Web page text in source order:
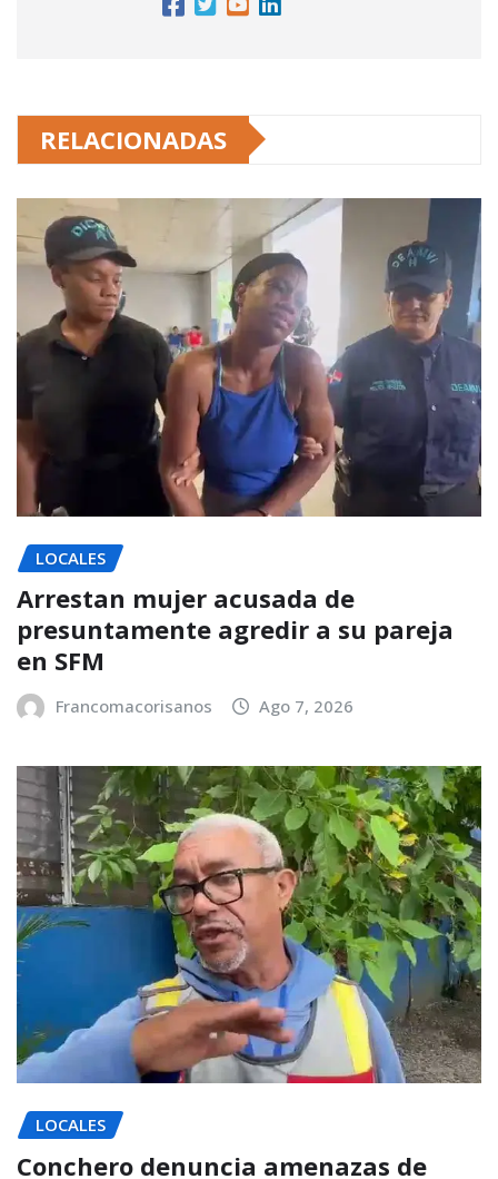
RELACIONADAS
LOCALES
Arrestan mujer acusada de
presuntamente agredir a su pareja
en SFM
Francomacorisanos Ago 7, 2026
LOCALES
Conchero denuncia amenazas de